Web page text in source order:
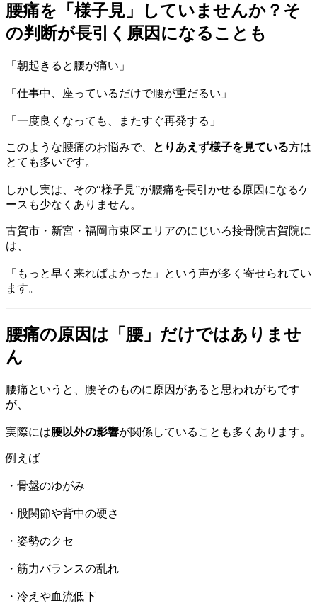
腰痛を「様子見」していませんか？そ
の判断が長引く原因になることも
「朝起きると腰が痛い」
「仕事中、座っているだけで腰が重だるい」
「一度良くなっても、またすぐ再発する」
このような腰痛のお悩みで、 とりあえず様子を見ている方は
とても多いです。
しかし実は、その“様子見”が腰痛を長引かせる原因になるケ
ースも少なくありません。
古賀市・新宮・福岡市東区エリアのにじいろ接骨院古賀院に
は、
「もっと早く来ればよかった」という声が多く寄せられてい
ます。
腰痛の原因は「腰」だけではありませ
ん
腰痛というと、腰そのものに原因があると思われがちです
が、
実際には腰以外の影響が関係していることも多くあります。
例えば
・骨盤のゆがみ
・股関節や背中の硬さ
・姿勢のクセ
・筋力バランスの乱れ
・冷えや血流低下